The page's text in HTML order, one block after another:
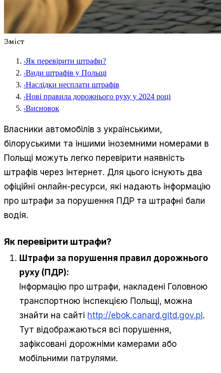
Зміст
›Як перевірити штрафи?
›Види штрафів у Польщі
›Наслідки несплати штрафів
›Нові правила дорожнього руху у 2024 році
›Висновок
Власники автомобілів з українськими,
білоруськими та іншими іноземними номерами в
Польщі можуть легко перевірити наявність
штрафів через інтернет. Для цього існують два
офіційні онлайн-ресурси, які надають інформацію
про штрафи за порушення ПДР та штрафні бали
водія.
Як перевірити штрафи?
Штрафи за порушення правил дорожнього
руху (ПДР):
Інформацію про штрафи, накладені Головною
транспортною інспекцією Польщі, можна
знайти на сайті http://ebok.canard.gitd.gov.pl.
Тут відображаються всі порушення,
зафіксовані дорожніми камерами або
мобільними патрулями.